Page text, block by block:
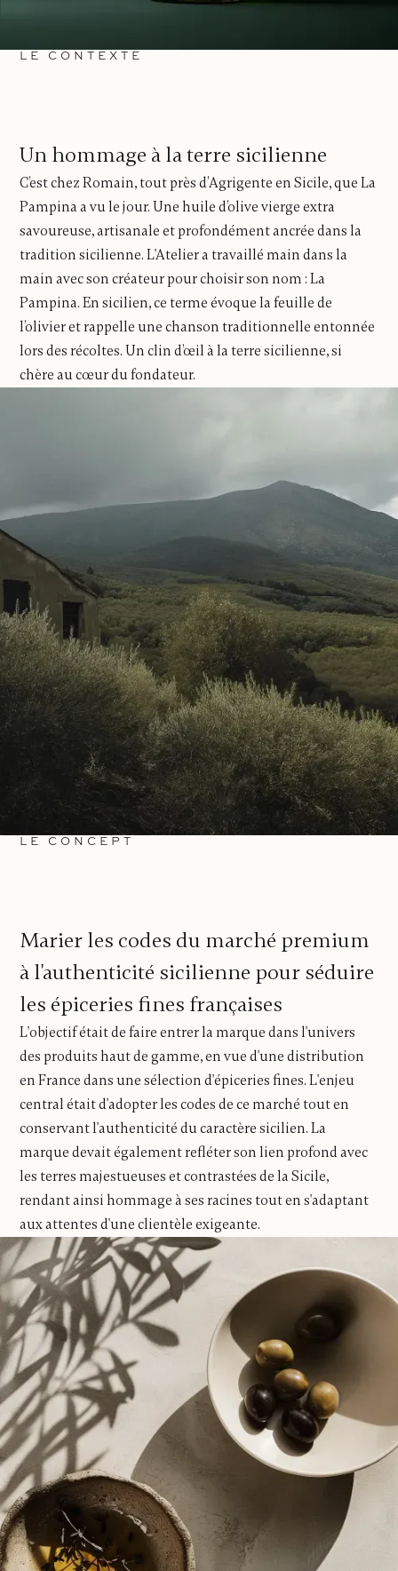
LE CONTEXTE
Un hommage à la terre sicilienne
C’est chez Romain, tout près d’Agrigente en Sicile, que La
Pampina a vu le jour. Une huile d’olive vierge extra
savoureuse, artisanale et profondément ancrée dans la
tradition sicilienne. L'Atelier a travaillé main dans la
main avec son créateur pour choisir son nom : La
Pampina. En sicilien, ce terme évoque la feuille de
l’olivier et rappelle une chanson traditionnelle entonnée
lors des récoltes. Un clin d’œil à la terre sicilienne, si
chère au cœur du fondateur.
LE CONCEPT
Marier les codes du marché premium
à l'authenticité sicilienne pour séduire
les épiceries fines françaises
L'objectif était de faire entrer la marque dans l'univers
des produits haut de gamme, en vue d'une distribution
en France dans une sélection d'épiceries fines. L'enjeu
central était d'adopter les codes de ce marché tout en
conservant l'authenticité du caractère sicilien. La
marque devait également refléter son lien profond avec
les terres majestueuses et contrastées de la Sicile,
rendant ainsi hommage à ses racines tout en s'adaptant
aux attentes d'une clientèle exigeante.